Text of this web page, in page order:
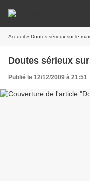
Accueil » Doutes sérieux sur le
Doutes sérieux
Publié le 12/12/2009 à 21:51